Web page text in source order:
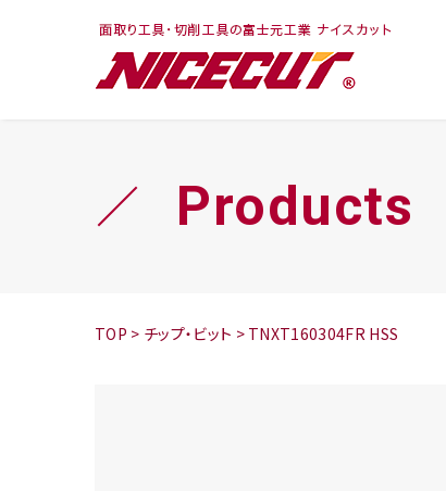
Products
TOP > チップ・ビット > TNXT160304FR HSS